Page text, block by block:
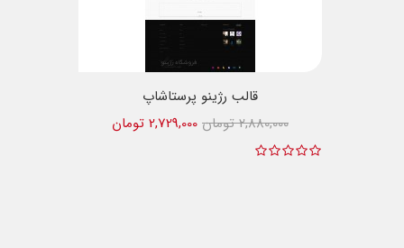
قالب رژینو پرستاشاپ
2,729,000 تومان
2,880,000 تومان